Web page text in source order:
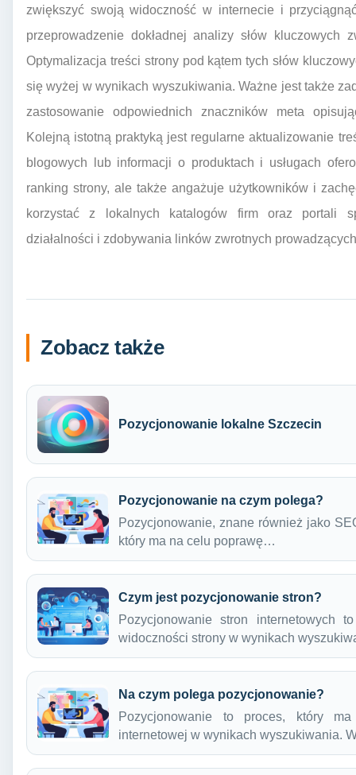
zwiększyć swoją widoczność w internecie i
przeprowadzenie dokładnej analizy słów
Optymalizacja treści strony pod kątem tych słów
się wyżej w wynikach wyszukiwania. Ważne jest także
zastosowanie odpowiednich znaczników meta
Kolejną istotną praktyką jest regularne aktualizowanie
blogowych lub informacji o produktach i usługach
ranking strony, ale także angażuje użytkowników i
korzystać z lokalnych katalogów firm oraz portali
działalności i zdobywania linków zwrotnych
Zobacz także
Pozycjonowanie lokalne Szczecin
Pozycjonowanie na czym polega?
Pozycjonowanie, znane również jako
który ma na celu poprawę…
Czym jest pozycjonowanie stron?
Pozycjonowanie stron internetowych
widoczności strony w wynikach
Na czym polega pozycjonowanie?
Pozycjonowanie to proces, który
internetowej w wynikach wyszukiwania.